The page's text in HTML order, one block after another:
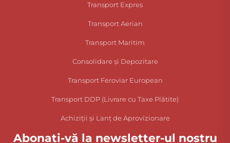
Transport Expres
Transport Aerian
Transport Maritim
Consolidare și Depozitare
Transport Feroviar European
Transport DDP (Livrare cu Taxe Plătite)
Achiziții și Lanț de Aprovizionare
Abonați-vă la newsletter-ul nostru